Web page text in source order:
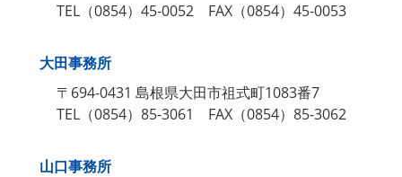
TEL（0854）45‐0052 FAX（0854）45‐0053
大田事務所
〒694-0431 島根県大田市祖式町1083番7
TEL（0854）85-3061 FAX（0854）85-3062
山口事務所